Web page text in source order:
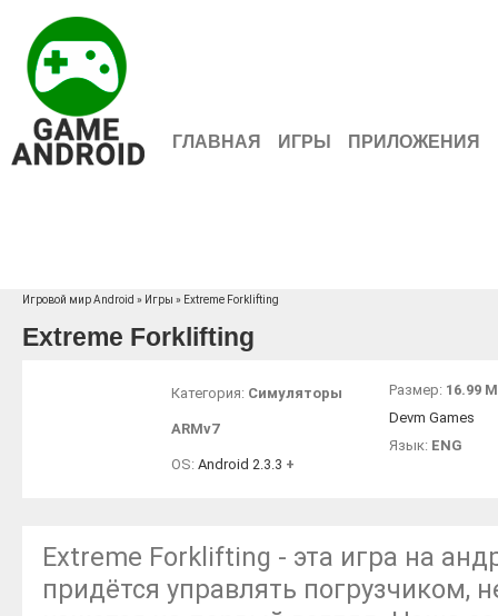
ГЛАВНАЯ ИГРЫ ПРИЛОЖЕНИЯ
Игровой мир Android » Игры » Extreme Forklifting
Extreme Forklifting
Категория: Симуляторы
ARMv7
OS: Android 2.3.3 +
Размер: 16.99
Devm Games
Язык: ENG
Extreme Forklifting - эта игра на
придётся управлять погрузчиком,